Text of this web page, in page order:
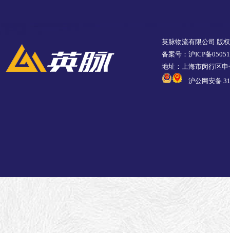
英脉物流有限公司 版
备案号：沪ICP备
地址：上海市闵行区
沪公网安备